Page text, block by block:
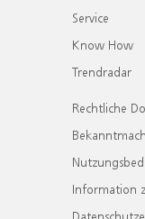
Service
Know How
Trendradar
Rechtliche
Information